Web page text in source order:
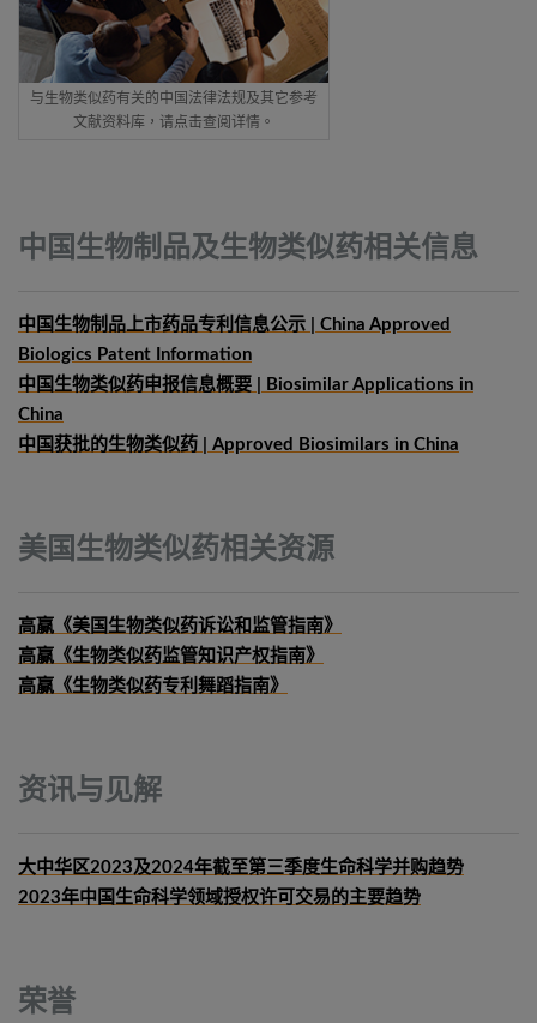
与生物类似药有关的中国法律法规及其它参考
文献资料库，请点击查阅详情。
中国生物制品及生物类似药相关信息
中国生物制品上市药品专利信息公示 | China Approved
Biologics Patent Information
中国生物类似药申报信息概要 | Biosimilar Applications in
China
中国获批的生物类似药 | Approved Biosimilars in China
美国生物类似药相关资源
高赢《美国生物类似药诉讼和监管指南》
高赢《生物类似药监管知识产权指南》
高赢《生物类似药专利舞蹈指南》
资讯与见解
大中华区2023及2024年截至第三季度生命科学并购趋势
2023年中国生命科学领域授权许可交易的主要趋势
荣誉